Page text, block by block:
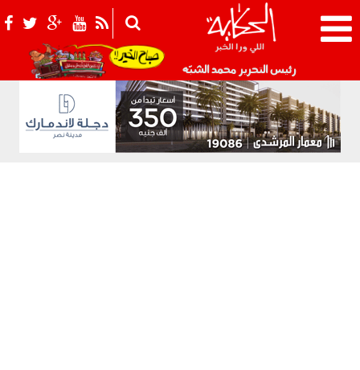
رئيس التحرير محمد الشبّه 021_2.png